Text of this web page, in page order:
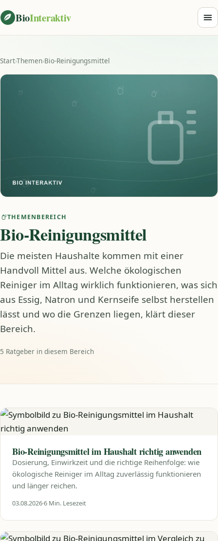
BioInteraktiv
Start›Themen›Bio-Reinigungsmittel
THEMENBEREICH
Bio-Reinigungsmittel
Die meisten Haushalte kommen mit einer
Handvoll Mittel aus. Welche ökologischen
Reiniger im Alltag wirklich funktionieren, was sich
aus Essig, Natron und Kernseife selbst herstellen
lässt und wo die Grenzen liegen, klärt dieser
Bereich.
5 Ratgeber in diesem Bereich
Bio-Reinigungsmittel im Haushalt richtig anwenden
Dosierung, Einwirkzeit und die richtige Reihenfolge: wie
ökologische Reiniger im Alltag zuverlässig funktionieren
und länger reichen.
03.08.20266 Min. Lesezeit